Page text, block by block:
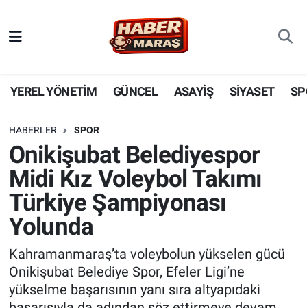
YEREL YÖNETİM GÜNCEL ASAYİŞ SİYASET
HABERLER SPOR
Onikişubat Belediyespor
Midi Kız Voleybol Takımı
Türkiye Şampiyonası
Yolunda
Kahramanmaraş’ta voleybolun yükselen gücü
Onikişubat Belediye Spor, Efeler Ligi’ne
yükselme başarısının yanı sıra altyapıdaki
YEREL YÖNETİM
GÜNCEL
KADIN AİLE
SPOR
DÜNYA
EKONOMİ
SİYASET
Nöbetçi Eczaneler
Hava Durumu
Süper Lig Puan Durumu ve Fikstür
Tüm Manşetler
Son Dakika Haberleri
Haber Arşivi